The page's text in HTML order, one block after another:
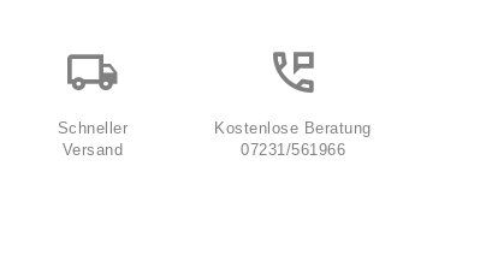
Schneller
Versand
Kostenlose Beratung
07231/561966